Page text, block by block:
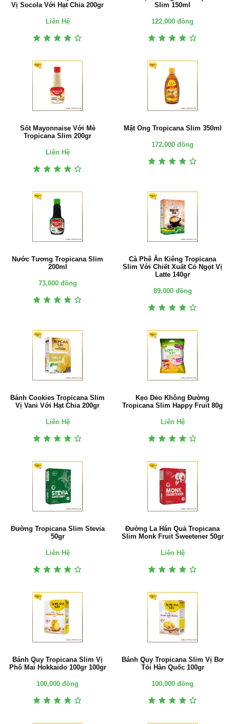
Vị Socola Với Hạt Chia 200gr
Liên Hệ
Slim 150ml
122,000 đồng
Sốt Mayonnaise Với Mè
Tropicana Slim 200gr
Liên Hệ
Mật Ong Tropicana Slim 350ml
172,000 đồng
Nước Tương Tropicana Slim
200ml
73,000 đồng
Cà Phê Ăn Kiêng Tropicana
Slim Với Chiết Xuất Cỏ Ngọt Vị
Latte 140gr
89,000 đồng
Bánh Cookies Tropicana Slim
Vị Vani Với Hạt Chia 200gr
Liên Hệ
Kẹo Dẻo Không Đường
Tropicana Slim Happy Fruit 80g
Liên Hệ
Đường Tropicana Slim Stevia
50gr
Liên Hệ
Đường La Hán Quả Tropicana
Slim Monk Fruit Sweetener 50gr
Liên Hệ
Bánh Quy Tropicana Slim Vị
Phô Mai Hokkaido 100gr 100gr
100,000 đồng
Bánh Quy Tropicana Slim Vị Bơ
Tỏi Hàn Quốc 100gr
100,000 đồng